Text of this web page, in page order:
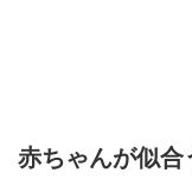
赤ちゃんが似合